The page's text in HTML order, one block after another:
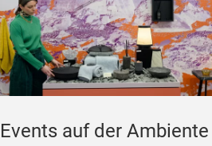
Events auf der Ambiente